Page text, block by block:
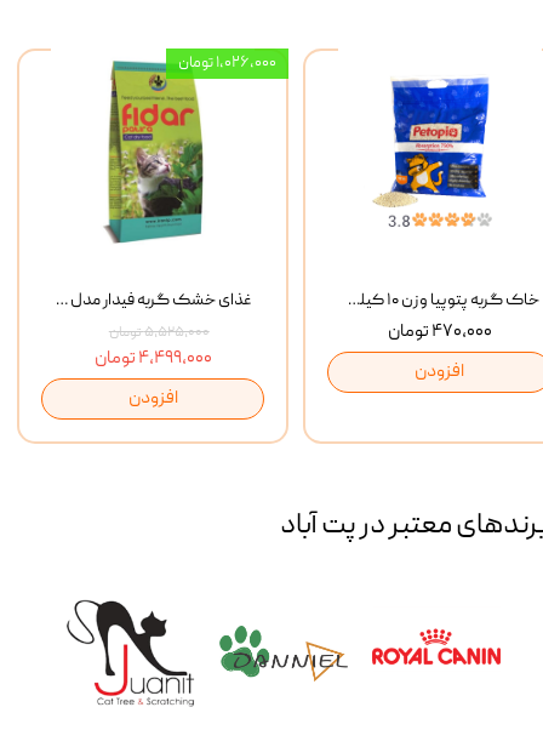
غذای خشک گربه فیدار مدل Adult وزن 10 کیلوگرم
۵,۵۲۵,۰۰۰ تومان
۴,۴۹۹,۰۰۰ تومان
افزودن
۱,۰۲۶,۰۰۰ تومان
خاک گربه پتوپیا وزن ۱۰ کیلوگرم
۴۷۰,۰۰۰ تومان
افزودن
معتبر در پت آباد